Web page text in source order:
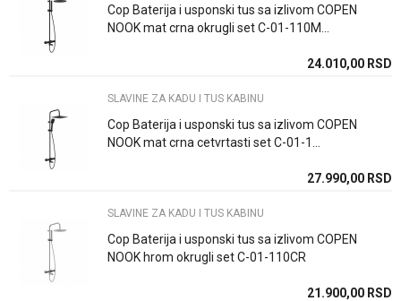
Hrom
Zemlja proizvodnje
Cop Baterija i usponski tus sa izlivom COPEN
NOOK mat crna okrugli set C-01-110M...
24.010,00 RSD
SLAVINE ZA KADU I TUS KABINU
Cop Baterija i usponski tus sa izlivom COPEN
NOOK mat crna cetvrtasti set C-01-1...
27.990,00 RSD
SLAVINE ZA KADU I TUS KABINU
Cop Baterija i usponski tus sa izlivom COPEN
NOOK hrom okrugli set C-01-110CR
21.900,00 RSD